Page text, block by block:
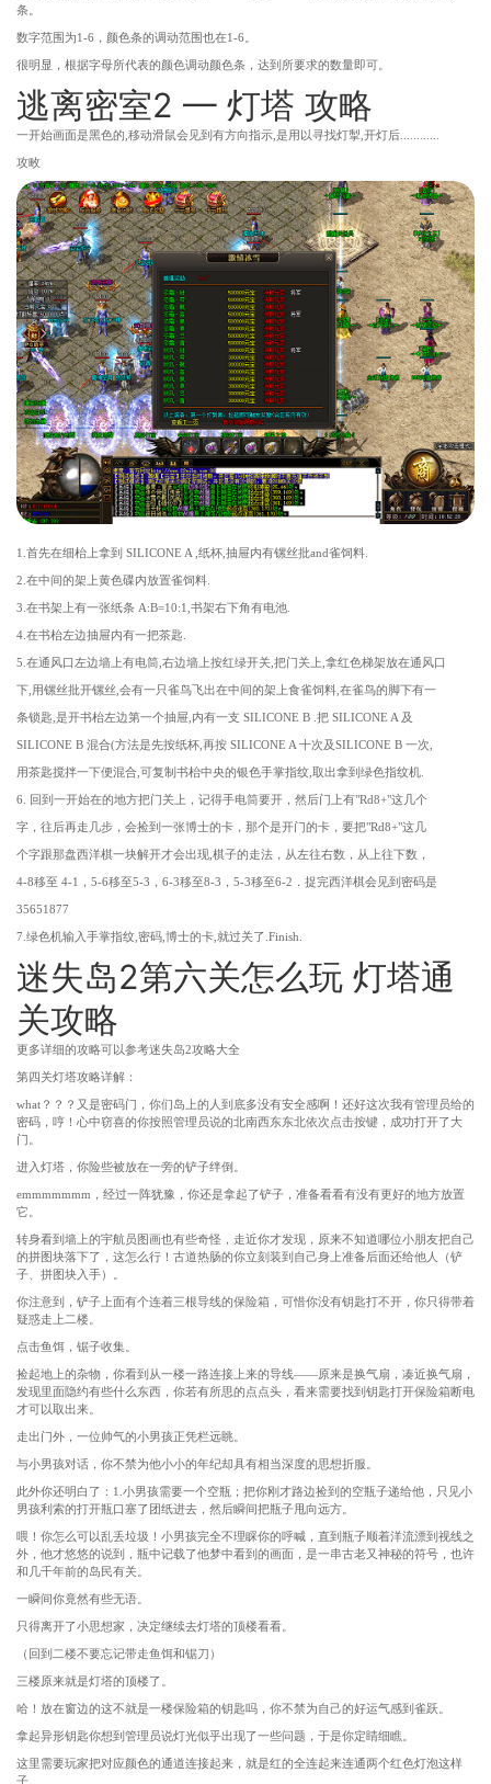
条。
数字范围为1-6，颜色条的调动范围也在1-6。
很明显，根据字母所代表的颜色调动颜色条，达到所要求的数量即可。
逃离密室2 — 灯塔 攻略
一开始画面是黑色的,移动滑鼠会见到有方向指示,是用以寻找灯掣,开灯后............
攻畋
1.首先在细枱上拿到 SILICONE A ,纸杯,抽屉内有镙丝批and雀饲料.
2.在中间的架上黄色碟内放置雀饲料.
3.在书架上有一张纸条 A:B=10:1,书架右下角有电池.
4.在书枱左边抽屉内有一把茶匙.
5.在通风口左边墙上有电筒,右边墙上按红绿开关,把门关上,拿红色梯架放在通风口
下,用镙丝批开镙丝,会有一只雀鸟飞出在中间的架上食雀饲料,在雀鸟的脚下有一
条锁匙,是开书枱左边第一个抽屉,内有一支 SILICONE B .把 SILICONE A 及
SILICONE B 混合(方法是先按纸杯,再按 SILICONE A 十次及SILICONE B 一次,
用茶匙搅拌一下便混合,可复制书枱中央的银色手掌指纹,取出拿到绿色指纹机.
6. 回到一开始在的地方把门关上，记得手电筒要开，然后门上有"Rd8+"这几个
字，往后再走几步，会捡到一张博士的卡，那个是开门的卡，要把"Rd8+"这几
个字跟那盘西洋棋一块解开才会出现,棋子的走法，从左往右数，从上往下数，
4-8移至 4-1，5-6移至5-3，6-3移至8-3，5-3移至6-2．捉完西洋棋会见到密码是
35651877
7.绿色机输入手掌指纹,密码,博士的卡,就过关了.Finish.
迷失岛2第六关怎么玩 灯塔通
关攻略
更多详细的攻略可以参考迷失岛2攻略大全
第四关灯塔攻略详解：
what？？？又是密码门，你们岛上的人到底多没有安全感啊！还好这次我有管理员给的
密码，哼！心中窃喜的你按照管理员说的北南西东东北依次点击按键，成功打开了大
门。
进入灯塔，你险些被放在一旁的铲子绊倒。
emmmmmmm，经过一阵犹豫，你还是拿起了铲子，准备看看有没有更好的地方放置
它。
转身看到墙上的宇航员图画也有些奇怪，走近你才发现，原来不知道哪位小朋友把自己
的拼图块落下了，这怎么行！古道热肠的你立刻装到自己身上准备后面还给他人（铲
子、拼图块入手）。
你注意到，铲子上面有个连着三根导线的保险箱，可惜你没有钥匙打不开，你只得带着
疑惑走上二楼。
点击鱼饵，锯子收集。
捡起地上的杂物，你看到从一楼一路连接上来的导线——原来是换气扇，凑近换气扇，
发现里面隐约有些什么东西，你若有所思的点点头，看来需要找到钥匙打开保险箱断电
才可以取出来。
走出门外，一位帅气的小男孩正凭栏远眺。
与小男孩对话，你不禁为他小小的年纪却具有相当深度的思想折服。
此外你还明白了：1.小男孩需要一个空瓶；把你刚才路边捡到的空瓶子递给他，只见小
男孩利索的打开瓶口塞了团纸进去，然后瞬间把瓶子甩向远方。
喂！你怎么可以乱丢垃圾！小男孩完全不理睬你的呼喊，直到瓶子顺着洋流漂到视线之
外，他才悠悠的说到，瓶中记载了他梦中看到的画面，是一串古老又神秘的符号，也许
和几千年前的岛民有关。
一瞬间你竟然有些无语。
只得离开了小思想家，决定继续去灯塔的顶楼看看。
（回到二楼不要忘记带走鱼饵和锯刀）
三楼原来就是灯塔的顶楼了。
哈！放在窗边的这不就是一楼保险箱的钥匙吗，你不禁为自己的好运气感到雀跃。
拿起异形钥匙你想到管理员说灯光似乎出现了一些问题，于是你定睛细瞧。
这里需要玩家把对应颜色的通道连接起来，就是红的全连起来连通两个红色灯泡这样
子。